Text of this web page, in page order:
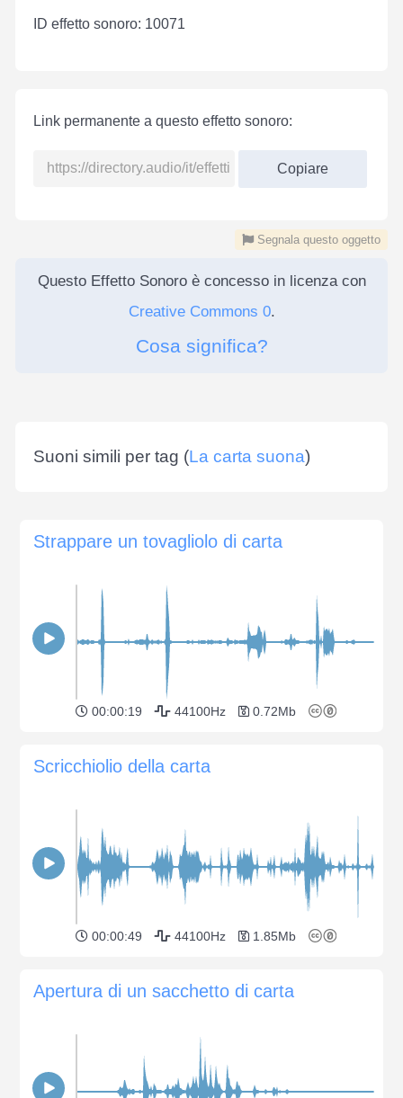
ID effetto sonoro: 10071
Link permanente a questo effetto sonoro:
Copiare
Segnala questo oggetto
Questo Effetto Sonoro è concesso in licenza con
Creative Commons 0.
Cosa significa?
Suoni simili per tag (La carta suona)
Strappare un tovagliolo di carta
00:00:19 44100Hz 0.72Mb
Scricchiolio della carta
00:00:49 44100Hz 1.85Mb
Apertura di un sacchetto di carta